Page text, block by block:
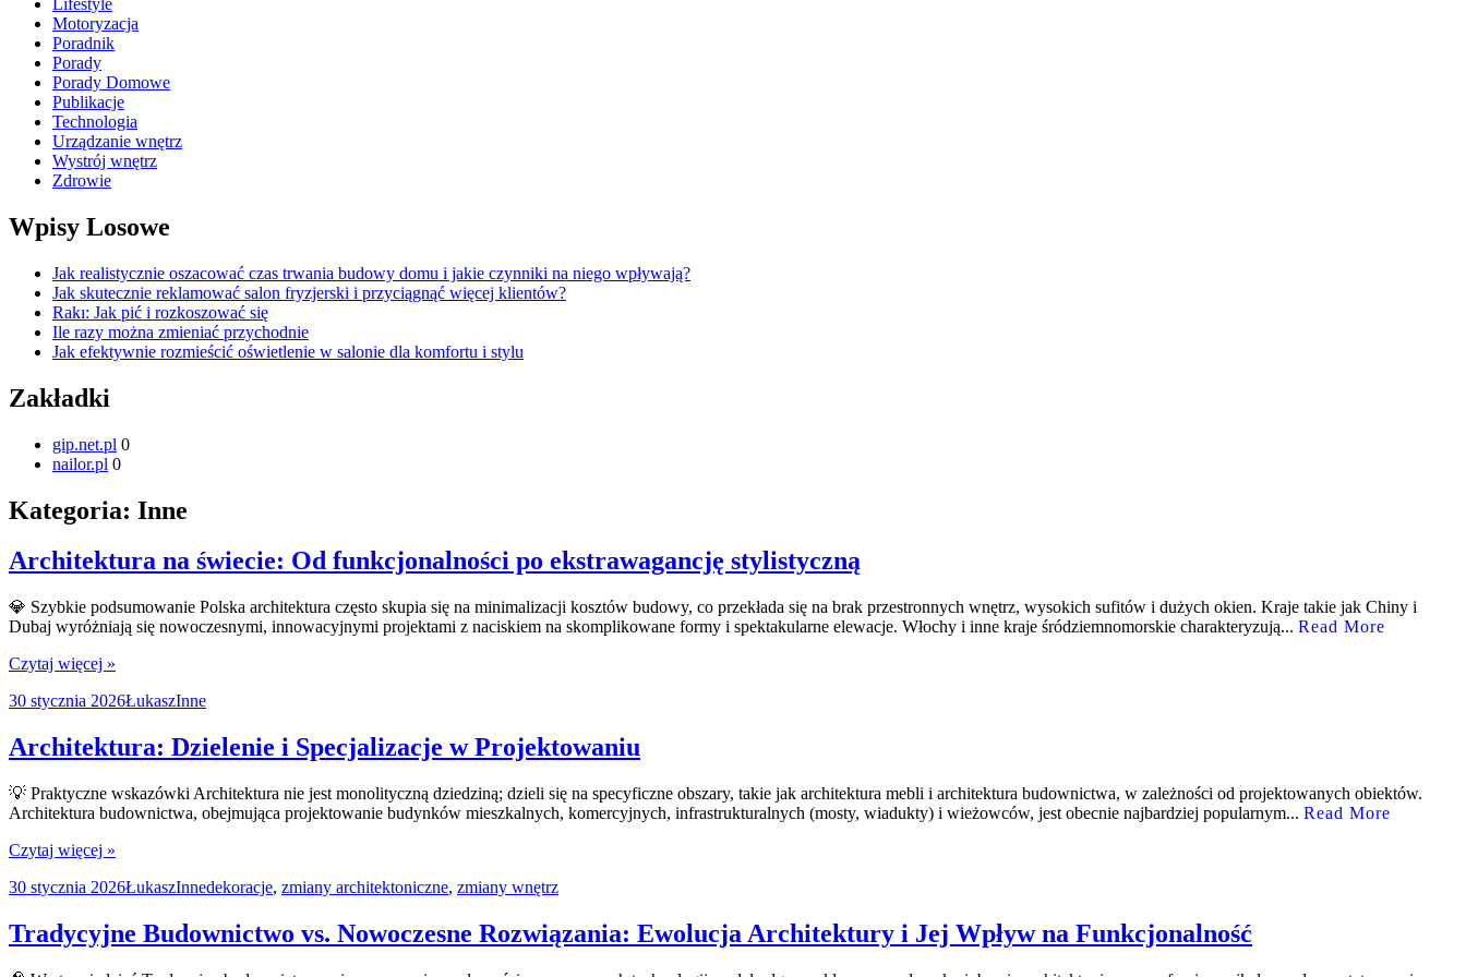
Lifestyle
Motoryzacja
Poradnik
Porady
Porady Domowe
Publikacje
Technologia
Urządzanie wnętrz
Wystrój wnętrz
Zdrowie
Wpisy Losowe
Jak realistycznie oszacować czas trwania budowy domu i jakie czynniki na niego wpływają?
Jak skutecznie reklamować salon fryzjerski i przyciągnąć więcej klientów?
Rakı: Jak pić i rozkoszować się
Ile razy można zmieniać przychodnie
Jak efektywnie rozmieścić oświetlenie w salonie dla komfortu i stylu
Zakładki
gip.net.pl 0
nailor.pl 0
Kategoria: Inne
Architektura na świecie: Od funkcjonalności po ekstrawagancję stylistyczną
💎 Szybkie podsumowanie Polska architektura często skupia się na minimalizacji kosztów budowy, co przekłada się na brak przestronnych wnętrz, wysokich sufitów i dużych okien. Kraje takie jak Chiny i
Dubaj wyróżniają się nowoczesnymi, innowacyjnymi projektami z naciskiem na skomplikowane formy i spektakularne elewacje. Włochy i inne kraje śródziemnomorskie charakteryzują... Read More
Czytaj więcej »
Data
30 stycznia 2026Autor
ŁukaszKategorie
Inne
Architektura: Dzielenie i Specjalizacje w Projektowaniu
💡 Praktyczne wskazówki Architektura nie jest monolityczną dziedziną; dzieli się na specyficzne obszary, takie jak architektura mebli i architektura budownictwa, w zależności od projektowanych obiektów.
Architektura budownictwa, obejmująca projektowanie budynków mieszkalnych, komercyjnych, infrastrukturalnych (mosty, wiadukty) i wieżowców, jest obecnie najbardziej popularnym... Read More
Czytaj więcej »
Data
30 stycznia 2026Autor
ŁukaszKategorie
InneTagi
dekoracje, zmiany architektoniczne, zmiany wnętrz
Tradycyjne Budownictwo vs. Nowoczesne Rozwiązania: Ewolucja Architektury i Jej Wpływ na Funkcjonalność